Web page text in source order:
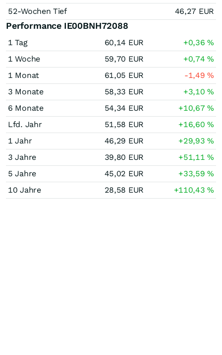
52-Wochen Tief
46,27 EUR
Performance IE00BNH72088
1 Tag 60,14 EUR +0,36%
1 Woche
59,70 EUR +0,74%
1 Monat
61,05 EUR -1,49%
3 Monate
58,33 EUR +3,10%
6 Monate
54,34 EUR +10,67%
Lfd. Jahr
51,58 EUR +16,60%
1 Jahr
46,29 EUR +29,93%
3 Jahre
39,80 EUR +51,11%
5 Jahre
45,02 EUR +33,59%
10 Jahre
28,58 EUR +110,43%